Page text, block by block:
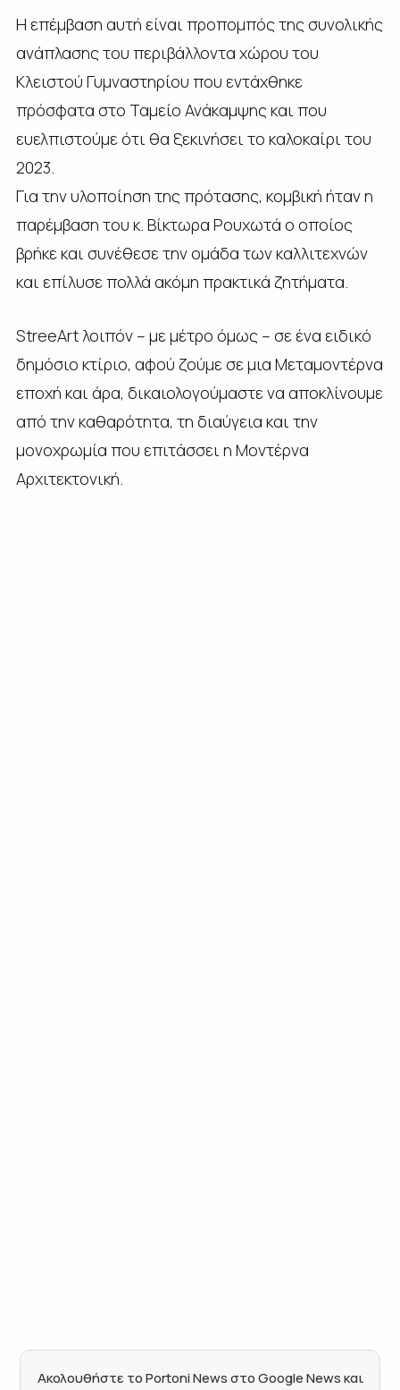
Η επέμβαση αυτή είναι προπομπός της συνολικής
ανάπλασης του περιβάλλοντα χώρου του
Κλειστού Γυμναστηρίου που εντάχθηκε
πρόσφατα στο Ταμείο Ανάκαμψης και που
ευελπιστούμε ότι θα ξεκινήσει το καλοκαίρι του
2023.
Για την υλοποίηση της πρότασης, κομβική ήταν η
παρέμβαση του κ. Βίκτωρα Ρουχωτά ο οποίος
βρήκε και συνέθεσε την ομάδα των καλλιτεχνών
και επίλυσε πολλά ακόμη πρακτικά ζητήματα.
StreeArt λοιπόν – με μέτρο όμως – σε ένα ειδικό
δημόσιο κτίριο, αφού ζούμε σε μια Μεταμοντέρνα
εποχή και άρα, δικαιολογούμαστε να αποκλίνουμε
από την καθαρότητα, τη διαύγεια και την
μονοχρωμία που επιτάσσει η Μοντέρνα
Αρχιτεκτονική.
Ακολουθήστε το Portoni News στο Google News και